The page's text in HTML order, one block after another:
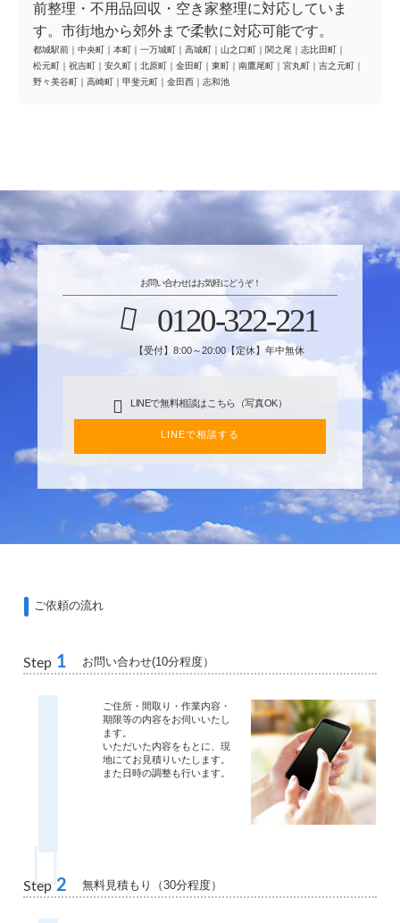
前整理・不用品回収・空き家整理に対応していま
す。市街地から郊外まで柔軟に対応可能です。
都城駅前 中央町 本町 一万城町 高城町 山之口町 関之尾 志比田町
松元町
祝吉町 安久町 北原町 金田町 東町 南鷹尾町 宮丸町 吉之元町
野々美谷町
高崎町 甲斐元町 金田西 志和池
お問い合わせはお気軽にどうぞ！
0120-322-221
【受付】8:00～20:00【定休】年中無休
LINEで無料相談はこちら（写真OK）
LINEで相談する
ご依頼の流れ
Step 1 お問い合わせ(10分程度）
ご住所・間取り・作業内容・
期限等の内容をお伺いいたし
ます。
いただいた内容をもとに、現
地にてお見積りいたします。
また日時の調整も行います。
Step 2 無料見積もり（30分程度）